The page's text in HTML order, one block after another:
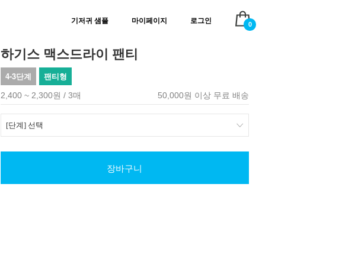
기저귀 샘플 마이페이지 로그인 0
하기스 맥스드라이 팬티
4-3단계 팬티형
2,400 ~ 2,300원 / 3매 50,000원 이상 무료 배송
장바구니